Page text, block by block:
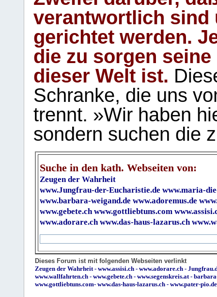
verantwortlich sind
gerichtet werden.
die zu sorgen
dieser Welt ist.
Schranke, die uns
trennt. »Wir haben
sondern suchen die
Suche in den kath. Webseiten von:
Zeugen der Wahrheit
www.Jungfrau-der-Eucharistie.de www.maria-
www.barbara-weigand.de www.adoremus.de
www.gebete.ch www.gottliebtuns.com
www.adorare.ch www.das-haus-lazarus.ch
Dieses Forum ist mit folgenden Webseiten verlinkt
Zeugen der Wahrheit- www.assisi.ch - www.adorare.ch -
www.wallfahrten.ch - www.gebete.ch - www.segenskreis.at-
www.gottliebtuns.com- www.das-haus-lazarus.ch - www.pater-pio.de